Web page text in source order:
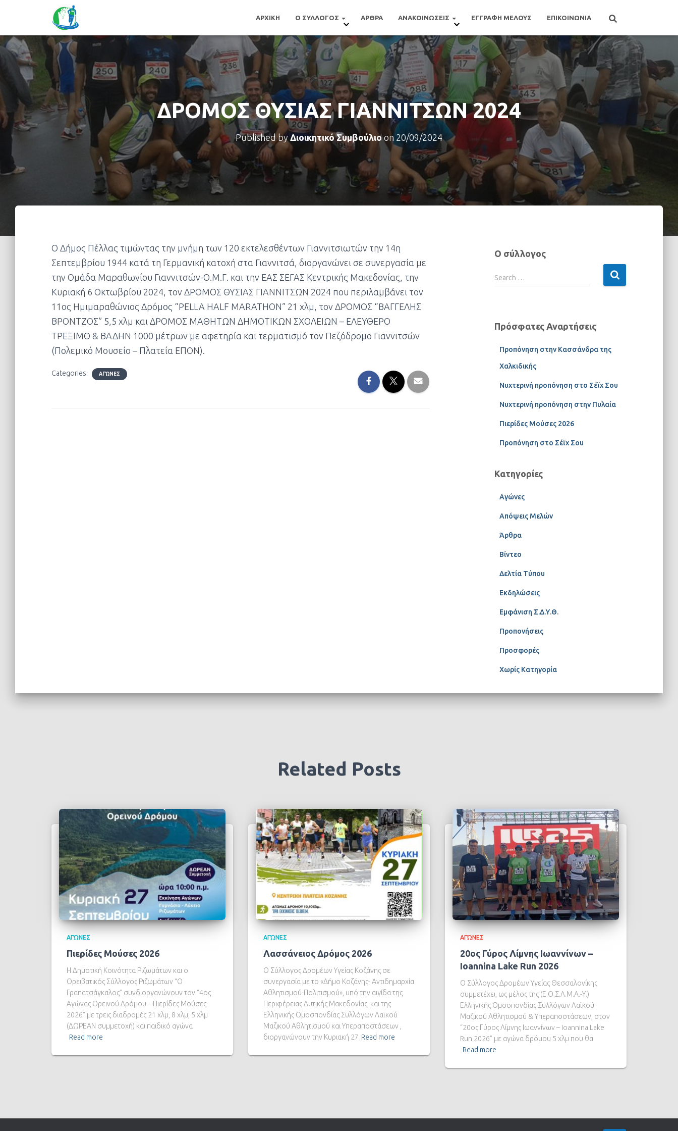
ΑΡΧΙΚΗ Ο ΣΥΛΛΟΓΟΣ ΑΡΘΡΑ ΑΝΑΚΟΙΝΩΣΕΙΣ ΕΓΓΡΑΦΗ ΜΕΛΟΥΣ ΕΠΙΚΟΙΝΩΝΙΑ
ΔΡΟΜΟΣ ΘΥΣΙΑΣ ΓΙΑΝΝΙΤΣΩΝ 2024
Published by Διοικητικό Συμβούλιοon 20/09/2024
Ο Δήμος Πέλλας τιμώντας την μνήμη των 120 εκτελεσθέντων Γιαννιτσιωτών την 14η
Σεπτεμβρίου 1944 κατά τη Γερμανική κατοχή στα Γιαννιτσά, διοργανώνει σε συνεργασία με
την Ομάδα Μαραθωνίου Γιαννιτσών-Ο.Μ.Γ. και την ΕΑΣ ΣΕΓΑΣ Κεντρικής Μακεδονίας, την
Κυριακή 6 Οκτωβρίου 2024, τον ΔΡΟΜΟΣ ΘΥΣΙΑΣ ΓΙΑΝΝΙΤΣΩΝ 2024 που περιλαμβάνει τον
11ος Ημιμαραθώνιος Δρόμος “PELLA HALF MARATHON” 21 χλμ, τον ΔΡΟΜΟΣ “ΒΑΓΓΕΛΗΣ
ΒΡΟΝΤΖΟΣ” 5,5 χλμ και ΔΡΟΜΟΣ ΜΑΘΗΤΩΝ ΔΗΜΟΤΙΚΩΝ ΣΧΟΛΕΙΩΝ – ΕΛΕΥΘΕΡΟ
ΤΡΕΞΙΜΟ & ΒΑΔΗΝ 1000 μέτρων με αφετηρία και τερματισμό τον Πεζόδρομο Γιαννιτσών
(Πολεμικό Μουσείο – Πλατεία ΕΠΟΝ).
Categories: ΑΓΏΝΕΣ
Ο σύλλογος
Search …
Πρόσφατες Αναρτήσεις
Προπόνηση στην Κασσάνδρα της
Χαλκιδικής
Νυχτερινή προπόνηση στο Σέϊχ Σου
Νυχτερινή προπόνηση στην Πυλαία
Πιερίδες Μούσες 2026
Προπόνηση στο Σέϊχ Σου
Κατηγορίες
Αγώνες
Απόψεις Μελών
Άρθρα
Βίντεο
Δελτία Τύπου
Εκδηλώσεις
Εμφάνιση Σ.Δ.Υ.Θ.
Προπονήσεις
Προσφορές
Χωρίς Κατηγορία
Related Posts
ΑΓΏΝΕΣ
Πιερίδες Μούσες 2026
Η Δημοτική Κοινότητα Ριζωμάτων και ο
Ορειβατικός Σύλλογος Ριζωμάτων “Ο
Γραπατσάγκαλος” συνδιοργανώνουν τον “4ος
Αγώνας Ορεινού Δρόμου – Πιερίδες Μούσες
2026” με τρεις διαδρομές 21 χλμ, 8 χλμ, 5 χλμ
(ΔΩΡΕΑΝ συμμετοχή) και παιδικό αγώνα
Read more
ΑΓΏΝΕΣ
Λασσάνειος Δρόμος 2026
Ο Σύλλογος Δρομέων Υγείας Κοζάνης σε
συνεργασία με το «Δήμο Κοζάνης- Αντιδημαρχία
Αθλητισμού-Πολιτισμού», υπό την αιγίδα της
Περιφέρειας Δυτικής Μακεδονίας, και της
Ελληνικής Ομοσπονδίας Συλλόγων Λαϊκού
Μαζικού Αθλητισμού και Υπεραποστάσεων ,
διοργανώνουν την Κυριακή 27 Read more
ΑΓΏΝΕΣ
20ος Γύρος Λίμνης Ιωαννίνων –
Ioannina Lake Run 2026
Ο Σύλλογος Δρομέων Υγείας Θεσσαλονίκης
συμμετέχει, ως μέλος της (Ε.Ο.Σ.Λ.Μ.Α.-Υ.)
Ελληνικής Ομοσπονδίας Συλλόγων Λαϊκού
Μαζικού Αθλητισμού & Υπεραποστάσεων, στον
“20ος Γύρος Λίμνης Ιωαννίνων – Ioannina Lake
Run 2026” με αγώνα δρόμου 5 χλμ που θα
Read more